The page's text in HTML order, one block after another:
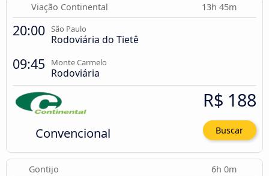
Viação Continental 13h 45m
20:00 São Paulo
Rodoviária do Tietê
09:45 Monte Carmelo
Rodoviária
Convencional
R$ 188
Buscar
Gontijo 6h 0m